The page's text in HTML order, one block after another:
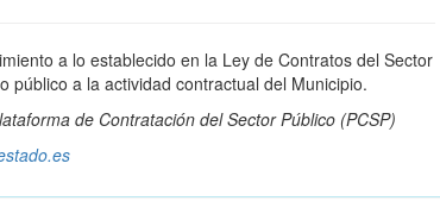
a lo establecido en la Ley de Contratos del Sector
público a la actividad contractual del Municipio.
de Contratación del Sector Público(PCSP)